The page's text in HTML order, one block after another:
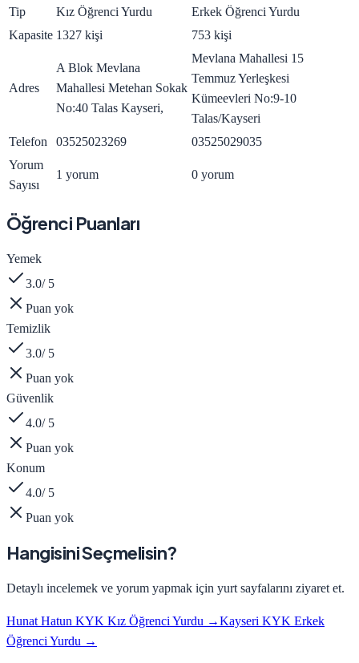
Tip
Kız Öğrenci Yurdu
Erkek Öğrenci Yurdu
Kapasite 1327 kişi 753 kişi
Adres
A Blok Mevlana
Mahallesi Metehan Sokak
No:40 Talas Kayseri,
Mevlana Mahallesi 15
Temmuz Yerleşkesi
Kümeevleri No:9-10
Talas/Kayseri
Telefon
03525023269
03525029035
Yorum
Sayısı
1 yorum 0 yorum
Öğrenci Puanları
Yemek
3.0/ 5
Puan yok
Temizlik
3.0/ 5
Puan yok
Güvenlik
4.0/ 5
Puan yok
Konum
4.0/ 5
Puan yok
Hangisini Seçmelisin?
Detaylı incelemek ve yorum yapmak için yurt sayfalarını ziyaret et.
Hunat Hatun KYK Kız Öğrenci Yurdu →Kayseri KYK Erkek
Öğrenci Yurdu →